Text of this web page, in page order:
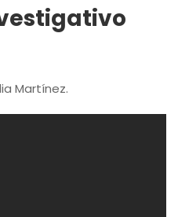
Martínez.